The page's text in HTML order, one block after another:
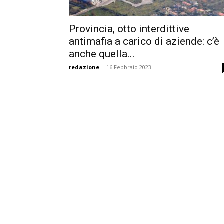
Provincia, otto interdittive
antimafia a carico di aziende: c’è
anche quella...
redazione - 16 Febbraio 2023